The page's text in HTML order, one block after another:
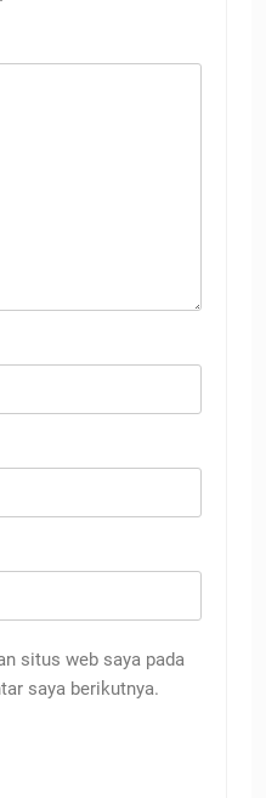
situs web saya pada
saya berikutnya.